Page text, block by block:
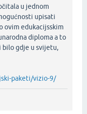
u jednom
upisati
ovim edukacijsskim
diploma a to
bilo gdje u svijetu,
paketi/vizio-9/